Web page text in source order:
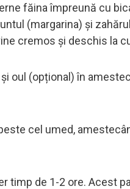
făina împreună cu
(margarina) și
cremos și deschis la
oul (opțional) în
cel umed,
timp de 1-2 ore. Acest